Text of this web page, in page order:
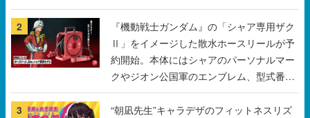
2
『機動戦士ガンダム』の「シャア専用ザク
Ⅱ」をイメージした散水ホースリールが予
約開始。本体にはシャアのパーソナルマー
クやジオン公国軍のエンブレム、型式番号
などを配置
3
“朝凪先生”キャラデザのフィットネスリズ